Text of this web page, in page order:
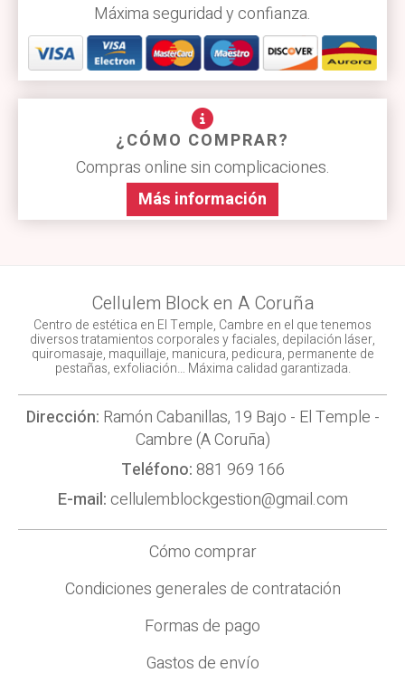
Máxima seguridad y confianza.
¿CÓMO COMPRAR?
Compras online sin complicaciones.
Más información
Cellulem Block en A Coruña
Centro de estética en El Temple, Cambre en el que tenemos
diversos tratamientos corporales y faciales, depilación láser,
quiromasaje, maquillaje, manicura, pedicura, permanente de
pestañas, exfoliación… Máxima calidad garantizada.
Dirección: Ramón Cabanillas, 19 Bajo - El Temple -
Cambre (A Coruña)
Teléfono:881 969 166
E-mail:cellulemblockgestion@gmail.com
Cómo comprar
Condiciones generales de contratación
Formas de pago
Gastos de envío